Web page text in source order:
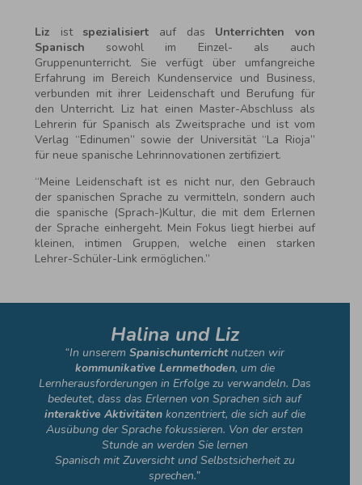
Liz ist spezialisiert auf das Unterrichten von
Spanischsowohl im Einzel- als auch
Gruppenunterricht. Sie verfügt über umfangreiche
Erfahrung im Bereich Kundenservice und Business,
verbunden mit ihrer Leidenschaft und Berufung für
den Unterricht. Liz hat einen Master-Abschluss als
Lehrerin für Spanisch als Zweitsprache und ist vom
Verlag “Edinumen” sowie der Universität “La Rioja”
für neue spanische Lehrinnovationen zertifiziert.
“Meine Leidenschaft ist es nicht nur, den Gebrauch
der spanischen Sprache zu vermitteln, sondern auch
die spanische (Sprach-)Kultur, die mit dem Erlernen
der Sprache einhergeht. Mein Fokus liegt hierbei auf
kleinen, intimen Gruppen, welche einen starken
Lehrer-Schüler-Link ermöglichen.”
Halina und Liz
“In unseremSpanischunterrichtnutzen wir
kommunikative Lernmethoden, um die
Lernherausforderungen in Erfolge zu verwandeln. Das
bedeutet, dass das Erlernen von Sprachen sich auf
interaktive Aktivitäten konzentriert, die sich auf die
Ausübung der Sprache fokussieren. Von der ersten
Stunde an werden Sie lernen
Spanisch mit Zuversicht und Selbstsicherheit zu
sprechen.”